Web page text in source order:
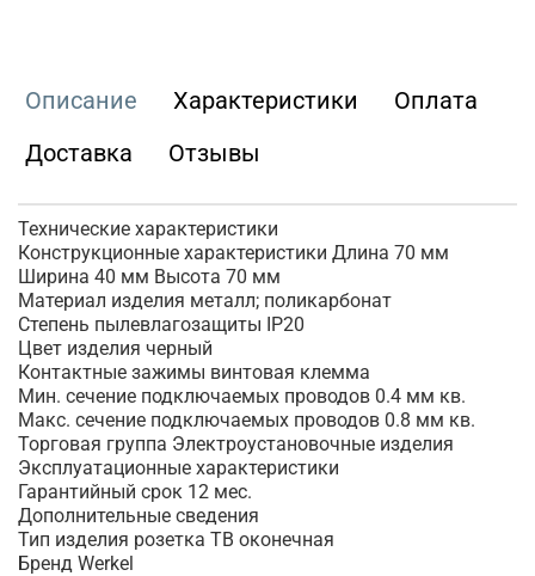
Описание Характеристики
Оплата
Доставка
Отзывы
Технические характеристики
Конструкционные характеристики Длина 70 мм
Ширина 40 мм Высота 70 мм
Материал изделия металл; поликарбонат
Степень пылевлагозащиты IP20
Цвет изделия черный
Контактные зажимы винтовая клемма
Мин. сечение подключаемых проводов 0.4 мм кв.
Макс. сечение подключаемых проводов 0.8 мм кв.
Торговая группа Электроустановочные изделия
Эксплуатационные характеристики
Гарантийный срок 12 мес.
Дополнительные сведения
Тип изделия розетка ТВ оконечная
Бренд Werkel